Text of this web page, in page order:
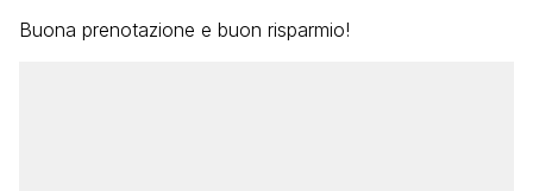
Buona prenotazione e buon risparmio!